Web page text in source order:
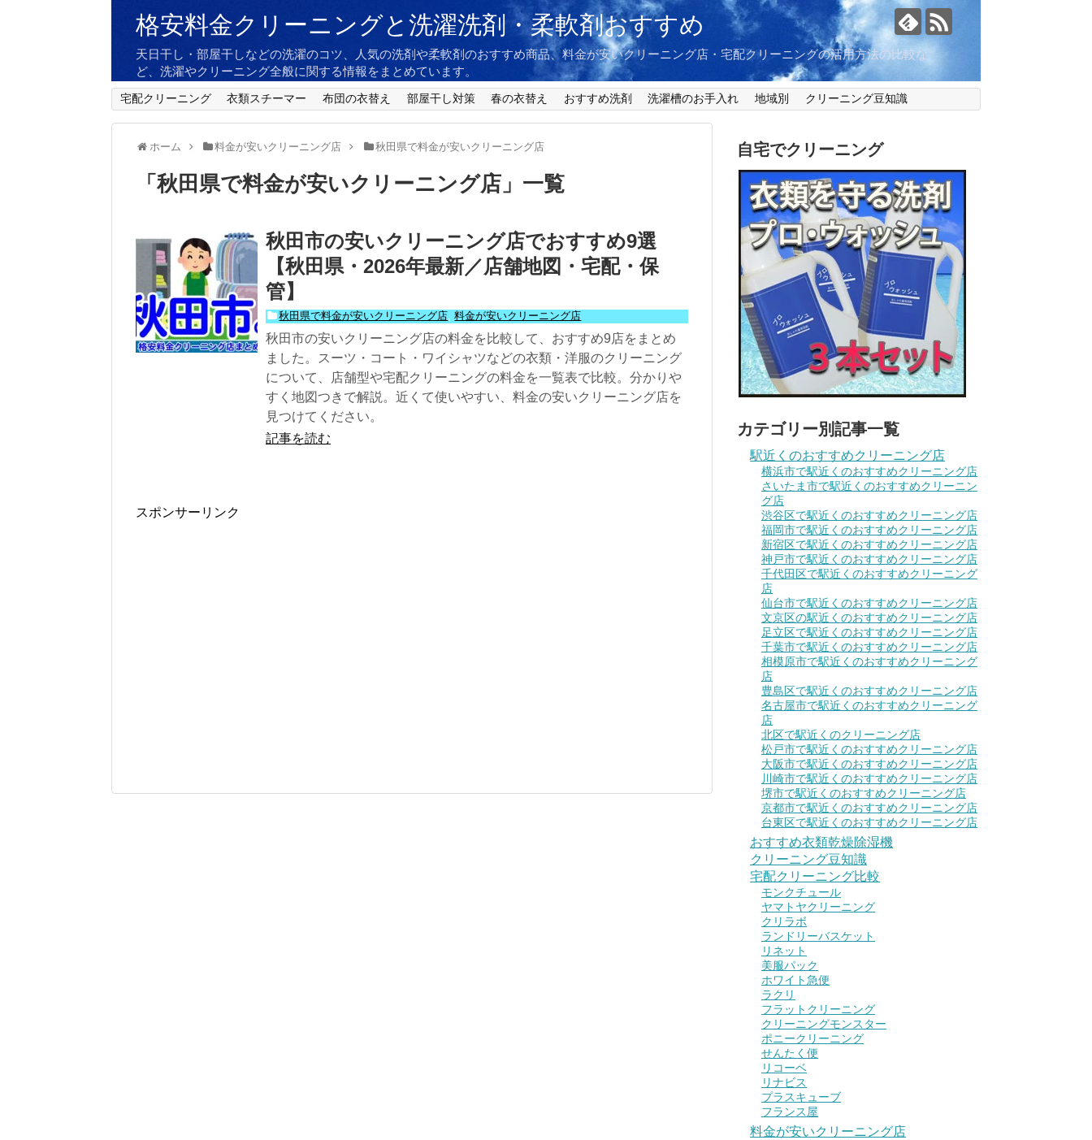
格安料金クリーニングと洗濯洗剤・柔軟剤おすすめ
天日干し・部屋干しなどの洗濯のコツ、人気の洗剤や柔軟剤のおすすめ商品、料金が安いクリーニング店・宅配クリーニングの活用方法の比較な
ど、洗濯やクリーニング全般に関する情報をまとめています。
宅配クリーニング 衣類スチーマー 布団の衣替え 部屋干し対策 春の衣替え おすすめ洗剤 洗濯槽のお手入れ 地域別 クリーニング豆知識
ホーム 料金が安いクリーニング店 秋田県で料金が安いクリーニング店
「 秋田県で料金が安いクリーニング店 」 一覧
秋田市の安いクリーニング店でおすすめ9選
【秋田県・2026年最新／店舗地図・宅配・保
管】
秋田県で料金が安いクリーニング店 ,料金が安いクリーニング店
秋田市の安いクリーニング店の料金を比較して、おすすめ9店をまとめ
ました。スーツ・コート・ワイシャツなどの衣類・洋服のクリーニング
について、店舗型や宅配クリーニングの料金を一覧表で比較。分かりや
すく地図つきで解説。近くて使いやすい、料金の安いクリーニング店を
見つけてください。
記事を読む
スポンサーリンク
自宅でクリーニング
カテゴリー別記事一覧
駅近くのおすすめクリーニング店
横浜市で駅近くのおすすめクリーニング店
さいたま市で駅近くのおすすめクリーニン
グ店
渋谷区で駅近くのおすすめクリーニング店
福岡市で駅近くのおすすめクリーニング店
新宿区で駅近くのおすすめクリーニング店
神戸市で駅近くのおすすめクリーニング店
千代田区で駅近くのおすすめクリーニング
店
仙台市で駅近くのおすすめクリーニング店
文京区の駅近くのおすすめクリーニング店
足立区で駅近くのおすすめクリーニング店
千葉市で駅近くのおすすめクリーニング店
相模原市で駅近くのおすすめクリーニング
店
豊島区で駅近くのおすすめクリーニング店
名古屋市で駅近くのおすすめクリーニング
店
北区で駅近くのクリーニング店
松戸市で駅近くのおすすめクリーニング店
大阪市で駅近くのおすすめクリーニング店
川崎市で駅近くのおすすめクリーニング店
堺市で駅近くのおすすめクリーニング店
京都市で駅近くのおすすめクリーニング店
台東区で駅近くのおすすめクリーニング店
おすすめ衣類乾燥除湿機
クリーニング豆知識
宅配クリーニング比較
モンクチュール
ヤマトヤクリーニング
クリラボ
ランドリーバスケット
リネット
美服パック
ホワイト急便
ラクリ
フラットクリーニング
クリーニングモンスター
ポニークリーニング
せんたく便
リコーベ
リナビス
プラスキューブ
フランス屋
料金が安いクリーニング店